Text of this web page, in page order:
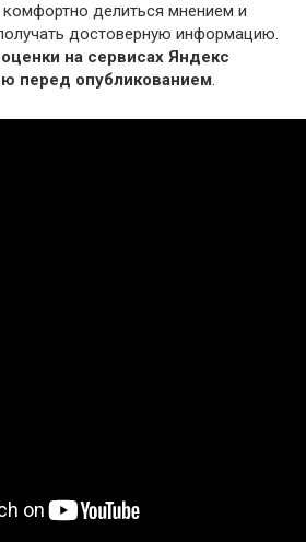
делиться мнением и
достоверную информацию.
на сервисах Яндекс
перед опубликованием.